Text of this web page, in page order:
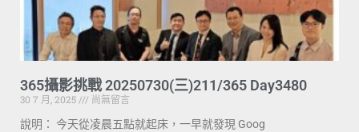
365攝影挑戰 20250730(三)211/365 Day3480
30 7 月, 2025
尚無留言
說明： 今天從凌晨五點就起床，一早就發現 Goog